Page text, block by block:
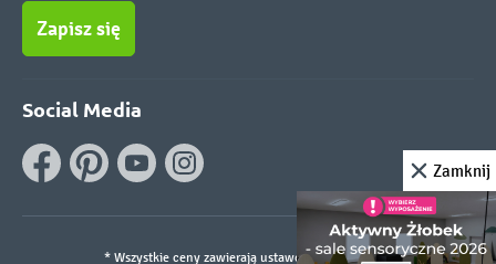
Zapisz się
Social Media
* Wszystkie ceny zawierają ustawowy podatek VAT.
Zamknij